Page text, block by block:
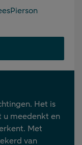
Het is
meedenkt en
Met
van